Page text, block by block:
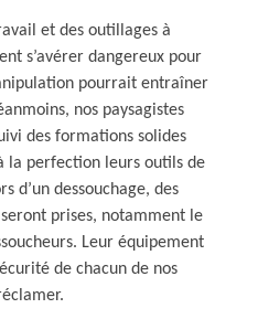
et des outillages à
s’avérer dangereux pour
pourrait entraîner
nos paysagistes
des formations solides
la perfection leurs outils de
d’un dessouchage, des
prises, notamment le
Leur équipement
de chacun de nos